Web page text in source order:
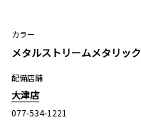
カラー
メタルストリームメタリック
配備店舗
大津店
077-534-1221